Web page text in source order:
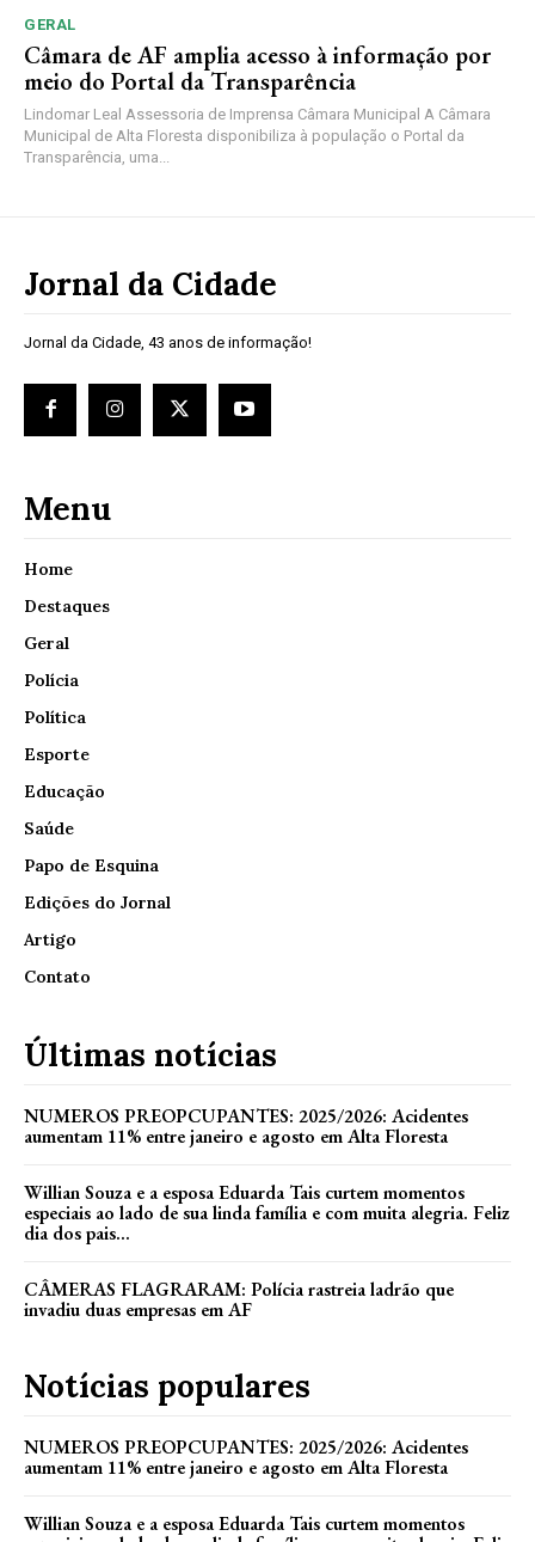
GERAL
Câmara de AF amplia acesso à informação por
meio do Portal da Transparência
Lindomar Leal Assessoria de Imprensa Câmara Municipal A Câmara
Municipal de Alta Floresta disponibiliza à população o Portal da
Transparência, uma...
Jornal da Cidade
Jornal da Cidade, 43 anos de informação!
Menu
Home
Destaques
Geral
Polícia
Política
Esporte
Educação
Saúde
Papo de Esquina
Edições do Jornal
Artigo
Contato
Últimas notícias
NUMEROS PREOPCUPANTES: 2025/2026: Acidentes
aumentam 11% entre janeiro e agosto em Alta Floresta
Willian Souza e a esposa Eduarda Tais curtem momentos
especiais ao lado de sua linda família e com muita alegria. Feliz
dia dos pais...
CÂMERAS FLAGRARAM: Polícia rastreia ladrão que
invadiu duas empresas em AF
Notícias populares
NUMEROS PREOPCUPANTES: 2025/2026: Acidentes
aumentam 11% entre janeiro e agosto em Alta Floresta
Willian Souza e a esposa Eduarda Tais curtem momentos